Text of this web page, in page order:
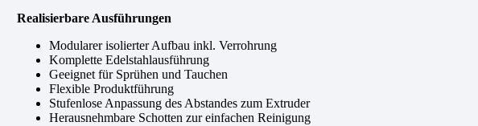
Realisierbare Ausführungen
Modularer isolierter Aufbau inkl. Verrohrung
Komplette Edelstahlausführung
Geeignet für Sprühen und Tauchen
Flexible Produktführung
Stufenlose Anpassung des Abstandes zum Extruder
Herausnehmbare Schotten zur einfachen Reinigung